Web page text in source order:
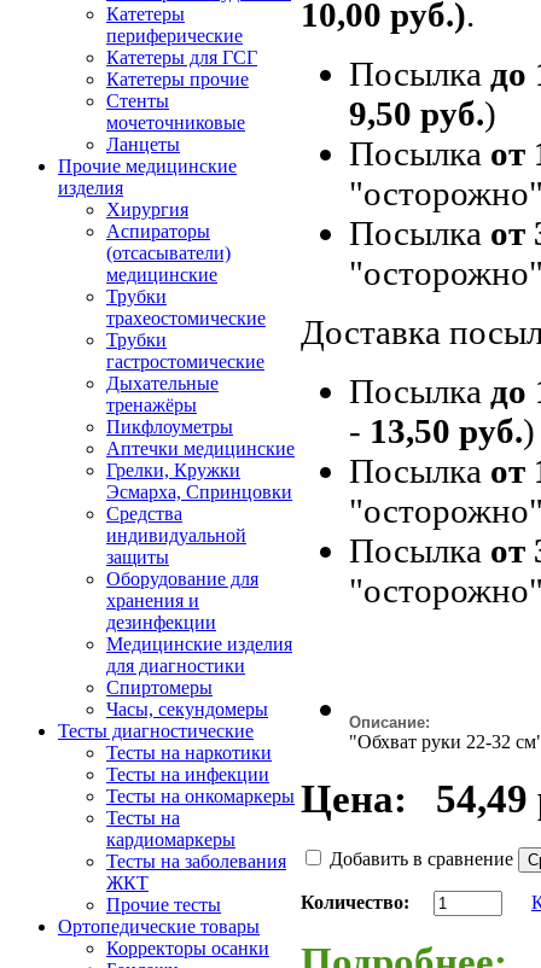
Катетеры
периферические
Катетеры для ГСГ
Катетеры прочие
Стенты
мочеточниковые
Ланцеты
Прочие медицинские
изделия
Хирургия
Аспираторы
(отсасыватели)
медицинские
Трубки
трахеостомические
Трубки
гастростомические
Дыхательные
тренажёры
Пикфлоуметры
Аптечки медицинские
Грелки, Кружки
Эсмарха, Спринцовки
Средства
индивидуальной
защиты
Оборудование для
хранения и
дезинфекции
Медицинские изделия
для диагностики
Спиртомеры
Часы, секундомеры
Тесты диагностические
Тесты на наркотики
Тесты на инфекции
Тесты на онкомаркеры
Тесты на
кардиомаркеры
Тесты на заболевания
ЖКТ
Прочие тесты
Ортопедические товары
Корректоры осанки
10,00 руб.).
Посылка до
9,50 руб.)
Посылка от
Посылка от
Доставка
Посылка до
- 13,50 руб.)
Посылка от
Посылка от
Описание:
"Обхват руки 22-32
Цена: 54,49
Добавить в сравнение
Количество: